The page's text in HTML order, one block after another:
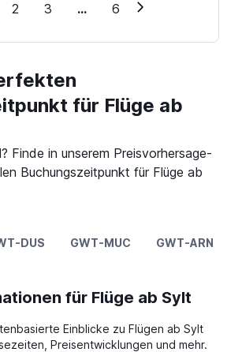
2 3 ... 6
für Flüge ab
Finde in unserem Preisvorhersage-
Buchungszeitpunkt für Flüge ab
DUS GWT-MUC GWT-ARN
für Flüge ab Sylt
Einblicke zu Flügen ab Sylt
Preisentwicklungen und mehr.